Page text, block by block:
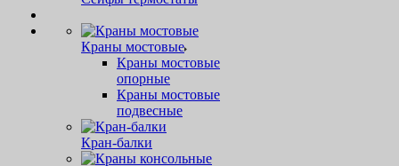
Краны мостовые
Краны мостовые
опорные
Краны мостовые
подвесные
Кран-балки